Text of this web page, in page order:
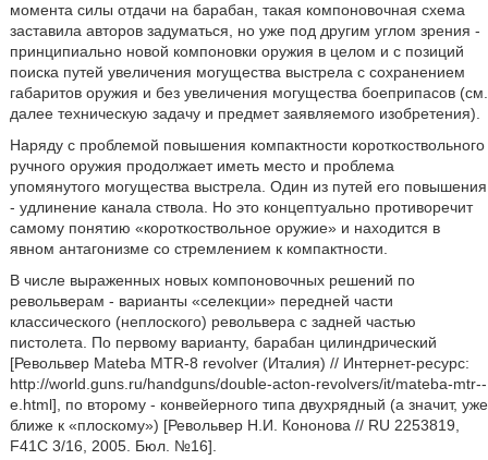
момента силы отдачи на барабан, такая компоновочная схема
заставила авторов задуматься, но уже под другим углом зрения -
принципиально новой компоновки оружия в целом и с позиций
поиска путей увеличения могущества выстрела с сохранением
габаритов оружия и без увеличения могущества боеприпасов (см.
далее техническую задачу и предмет заявляемого изобретения).
Наряду с проблемой повышения компактности короткоствольного
ручного оружия продолжает иметь место и проблема
упомянутого могущества выстрела. Один из путей его повышения
- удлинение канала ствола. Но это концептуально противоречит
самому понятию «короткоствольное оружие» и находится в
явном антагонизме со стремлением к компактности.
В числе выраженных новых компоновочных решений по
револьверам - варианты «селекции» передней части
классического (неплоского) револьвера с задней частью
пистолета. По первому варианту, барабан цилиндрический
[Револьвер Mateba MTR-8 revolver (Италия) // Интернет-ресурс:
http://world.guns.ru/handguns/double-acton-revolvers/it/mateba-mtr--
e.html], по второму - конвейерного типа двухрядный (а значит, уже
ближе к «плоскому») [Револьвер Н.И. Кононова // RU 2253819,
F41C 3/16, 2005. Бюл. №16].